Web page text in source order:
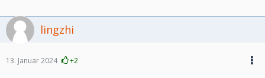
lingzhi
13. Januar 2024 +2